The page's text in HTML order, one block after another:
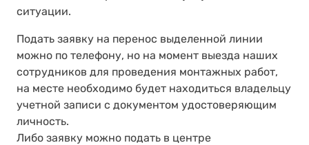
ситуации.
Подать заявку на перенос выделенной линии
можно по телефону, но на момент выезда наших
сотрудников для проведения монтажных работ,
на месте необходимо будет находиться владельцу
учетной записи с документом удостоверяющим
личность.
Либо заявку можно подать в центре